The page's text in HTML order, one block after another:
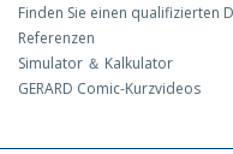
Finden Sie einen qualifizierten
Referenzen
Simulator ＆ Kalkulator
GERARD Comic-Kurzvideos